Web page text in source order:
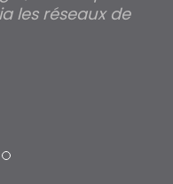
les réseaux de